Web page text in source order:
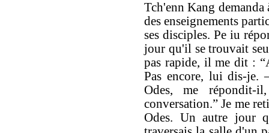
Tch'enn Kang demanda
des enseignements
ses disciples. Pe iu
jour qu'il se trouvait
pas rapide, il me dit :
Pas encore, lui dis-je.
Odes, me répondit-
conversation.” Je me
Odes. Un autre jour